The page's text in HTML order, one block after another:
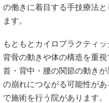
の働きに着目する手技療法
ます。
もともとカイロプラクティ
背骨の動きや体の構造を重視
首・背中・腰の関節の動き
の崩れにつながる可能性が
で施術を行う院があります。